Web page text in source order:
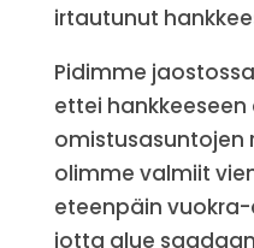
irtautunut
Pidimme
ettei
omistusasuntojen
olimme valmiit
eteenpäin
jotta alue